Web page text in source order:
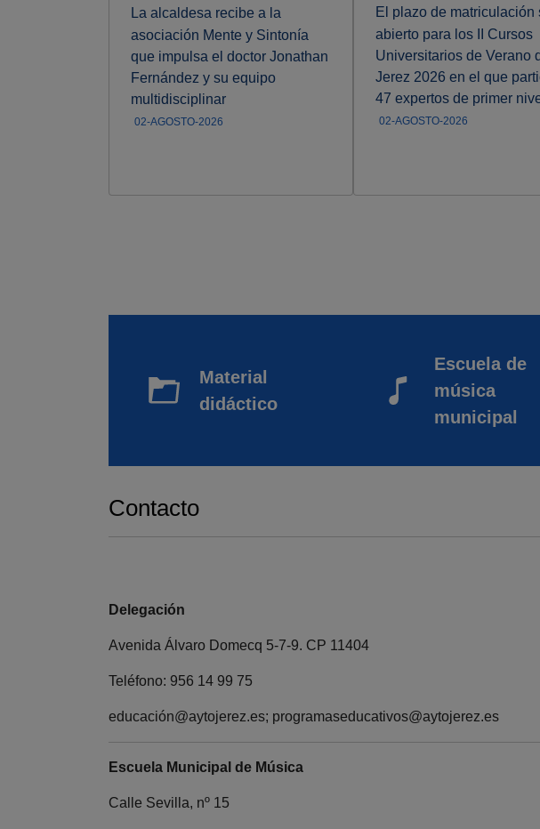
La alcaldesa recibe a la
asociación Mente y Sintonía
que impulsa el doctor Jonathan
Fernández y su equipo
multidisciplinar
02-AGOSTO-2026
El plazo de matriculación
abierto para los II Cursos
Universitarios de Verano
Jerez 2026 en el que
47 expertos de primer
02-AGOSTO-2026
Material
didáctico
Escuela de
música
municipal
Contacto
Delegación
Avenida Álvaro Domecq 5-7-9. CP 11404
Teléfono: 956 14 99 75
educación@aytojerez.es; programaseducativos@aytojerez.es
Escuela Municipal de Música
Calle Sevilla, nº 15